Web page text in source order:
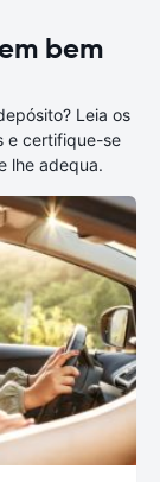
bem
Leia os
e certifique-se
lhe adequa.